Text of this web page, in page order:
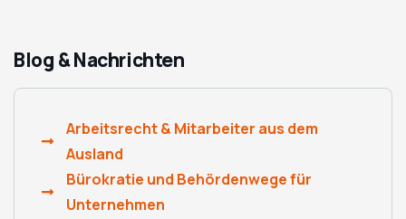
Blog & Nachrichten
Arbeitsrecht & Mitarbeiter aus dem
Ausland
Bürokratie und Behördenwege für
Unternehmen